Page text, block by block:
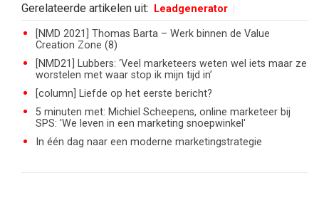
Gerelateerde artikelen uit: Leadgenerator
[NMD 2021] Thomas Barta – Werk binnen de Value
Creation Zone (8)
[NMD21] Lubbers: ‘Veel marketeers weten wel iets maar ze
worstelen met waar stop ik mijn tijd in’
[column] Liefde op het eerste bericht?
5 minuten met: Michiel Scheepens, online marketeer bij
SPS: 'We leven in een marketing snoepwinkel'
In één dag naar een moderne marketingstrategie